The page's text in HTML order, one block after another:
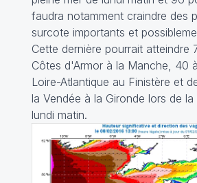
faudra notamment craindre des
surcote importants et
Cette dernière pourrait atteindre
Côtes d'Armor à la Manche, 40
Loire-Atlantique au Finistère et
la Vendée à la Gironde lors de la
lundi matin.